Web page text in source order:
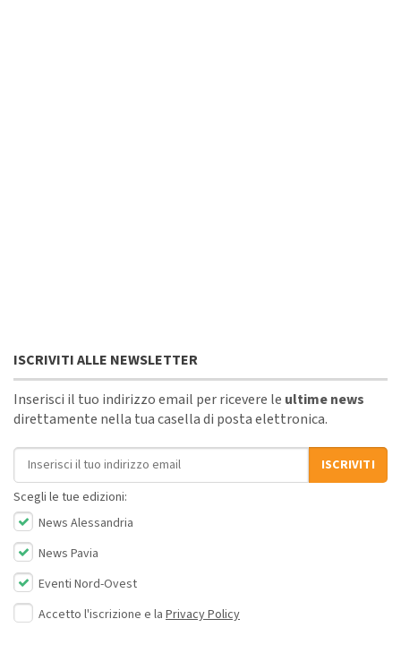
ISCRIVITI ALLE NEWSLETTER
Inserisci il tuo indirizzo email per ricevere le ultime news
direttamente nella tua casella di posta elettronica.
Indirizzo email
ISCRIVITI
Scegli le tue edizioni:
News Alessandria
News Pavia
Eventi Nord-Ovest
Accetto l'iscrizione e la Privacy Policy